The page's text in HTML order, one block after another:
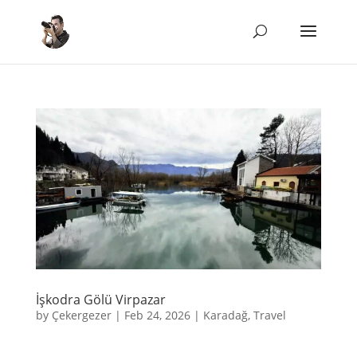
İşkodra Gölü Virpazar
by Çekergezer| Feb 24, 2026| Karadağ, Travel